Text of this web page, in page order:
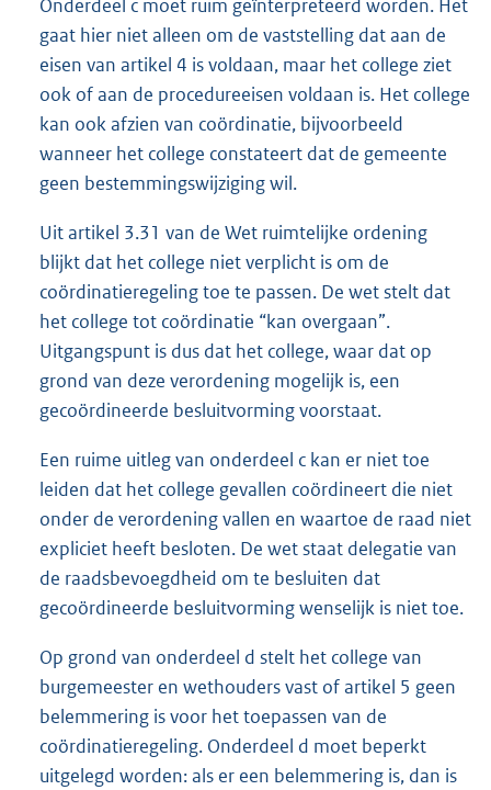
Onderdeel c moet ruim geïnterpreteerd worden. Het
gaat hier niet alleen om de vaststelling dat aan de
eisen van artikel 4 is voldaan, maar het college ziet
ook of aan de procedureeisen voldaan is. Het college
kan ook afzien van coördinatie, bijvoorbeeld
wanneer het college constateert dat de gemeente
geen bestemmingswijziging wil.
Uit artikel 3.31 van de Wet ruimtelijke ordening
blijkt dat het college niet verplicht is om de
coördinatieregeling toe te passen. De wet stelt dat
het college tot coördinatie “kan overgaan”.
Uitgangspunt is dus dat het college, waar dat op
grond van deze verordening mogelijk is, een
gecoördineerde besluitvorming voorstaat.
Een ruime uitleg van onderdeel c kan er niet toe
leiden dat het college gevallen coördineert die niet
onder de verordening vallen en waartoe de raad niet
expliciet heeft besloten. De wet staat delegatie van
de raadsbevoegdheid om te besluiten dat
gecoördineerde besluitvorming wenselijk is niet toe.
Op grond van onderdeel d stelt het college van
burgemeester en wethouders vast of artikel 5 geen
belemmering is voor het toepassen van de
coördinatieregeling. Onderdeel d moet beperkt
uitgelegd worden: als er een belemmering is, dan is